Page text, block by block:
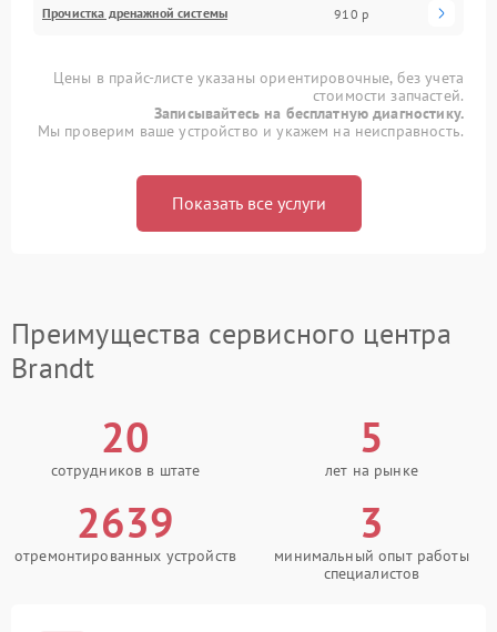
Прочистка дренажной системы 910 р
Цены в прайс-листе указаны ориентировочные, без учета
стоимости запчастей.
Записывайтесь на бесплатную диагностику.
Мы проверим ваше устройство и укажем на неисправность.
Показать все услуги
Преимущества сервисного центра
Brandt
20
сотрудников в штате
5
лет на рынке
2639
отремонтированных устройств
3
минимальный опыт работы
специалистов